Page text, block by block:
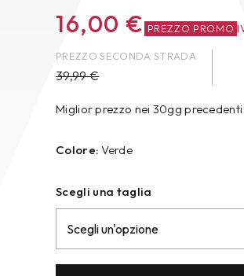
16,00 € PREZZO PROMO
PREZZO SECONDA STRADA
39,99€
Miglior prezzo nei 30gg precedenti
Colore: Verde
Scegli una taglia